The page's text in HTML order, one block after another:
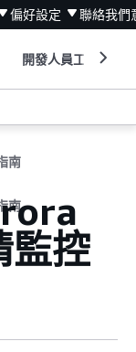
偏好設定 聯絡我們
開發人員工具
南
南
監控